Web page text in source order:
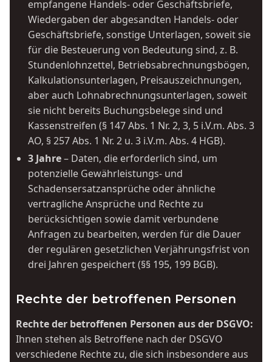
empfangene Handels- oder Geschäftsbriefe,
Wiedergaben der abgesandten Handels- oder
Geschäftsbriefe, sonstige Unterlagen, soweit sie
für die Besteuerung von Bedeutung sind, z. B.
Stundenlohnzettel, Betriebsabrechnungsbögen,
Kalkulationsunterlagen, Preisauszeichnungen,
aber auch Lohnabrechnungsunterlagen, soweit
sie nicht bereits Buchungsbelege sind und
Kassenstreifen (§ 147 Abs. 1 Nr. 2, 3, 5 i.V.m. Abs. 3
AO, § 257 Abs. 1 Nr. 2 u. 3 i.V.m. Abs. 4 HGB).
3 Jahre– Daten, die erforderlich sind, um
potenzielle Gewährleistungs- und
Schadensersatzansprüche oder ähnliche
vertragliche Ansprüche und Rechte zu
berücksichtigen sowie damit verbundene
Anfragen zu bearbeiten, werden für die Dauer
der regulären gesetzlichen Verjährungsfrist von
drei Jahren gespeichert (§§ 195, 199 BGB).
Rechte der betroffenen Personen
Rechte der betroffenen Personen aus der DSGVO:
Ihnen stehen als Betroffene nach der DSGVO
verschiedene Rechte zu, die sich insbesondere aus